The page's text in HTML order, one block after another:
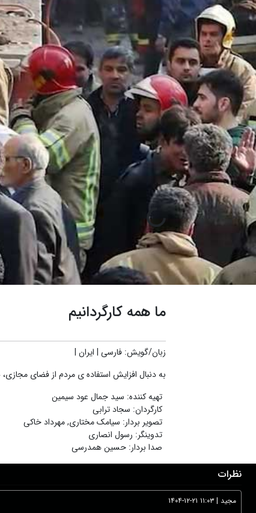
ما همه کارگردانیم
زبان/گویش: فارسی | ایران |
به دنبال افزایش استفاده ی مردم از فضای
تهیه کننده: سید جمال عود سیمین
کارگردان: سجاد ترابی
تصویر بردار: سیامک مختاری,مهرداد خاکی
تدوینگر: رسول انصاری
صدا بردار: حسین همدرسی
نظرات
مجید | ۱۴۰۴-۱۲-۲۱ ۱۱:۰۳